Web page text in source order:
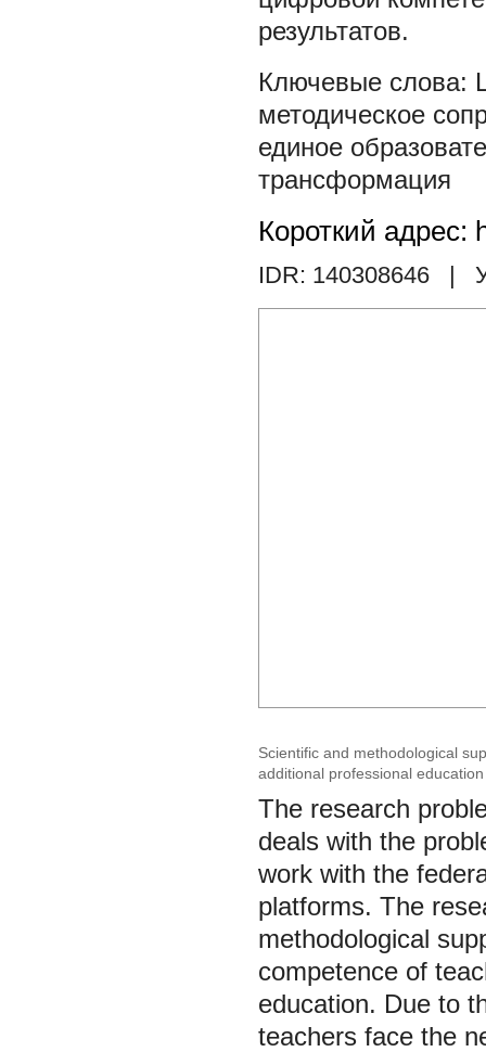
результатов.
методическое
единое
трансформация
Короткий адрес:
IDR: 140308646 |
Scientific and methodological
additional professional
The research
deals with the
work with the
platforms. The
methodological
competence of
education. Due to
teachers face the